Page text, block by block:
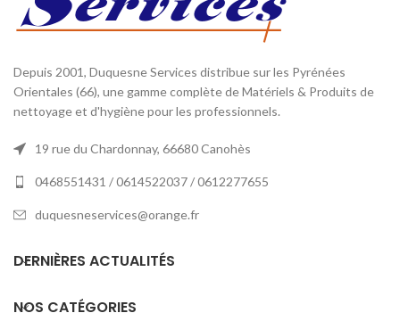
Depuis 2001, Duquesne Services distribue sur les Pyrénées
Orientales (66), une gamme complète de Matériels & Produits de
nettoyage et d'hygiène pour les professionnels.
19 rue du Chardonnay, 66680 Canohès
0468551431 / 0614522037 / 0612277655
duquesneservices@orange.fr
DERNIÈRES ACTUALITÉS
NOS CATÉGORIES